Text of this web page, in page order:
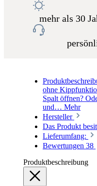
mehr als 30
ohne
Spalt öffnen?
und… Mehr
Hersteller
Das Produkt
Lieferumfang:
Bewertungen 38
Produktbeschreibung